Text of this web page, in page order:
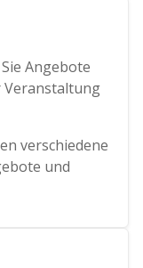
Angebote
Veranstaltung
verschiedene
und